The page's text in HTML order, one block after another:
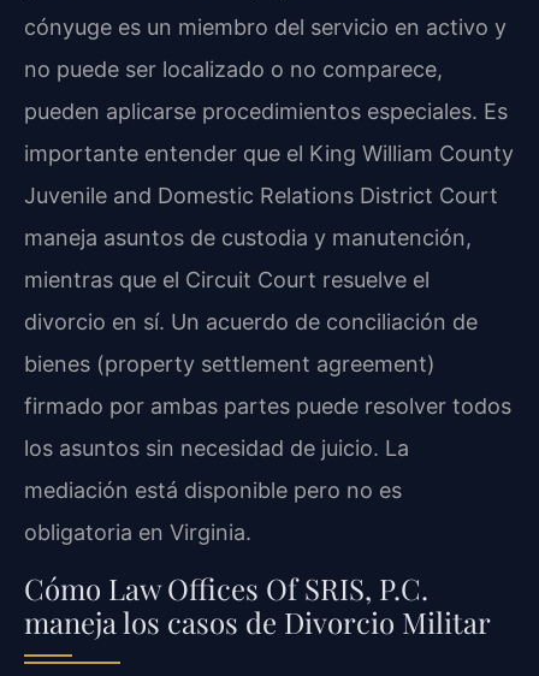
cónyuge es un miembro del servicio en activo y
no puede ser localizado o no comparece,
pueden aplicarse procedimientos especiales. Es
importante entender que el King William County
Juvenile and Domestic Relations District Court
maneja asuntos de custodia y manutención,
mientras que el Circuit Court resuelve el
divorcio en sí. Un acuerdo de conciliación de
bienes (property settlement agreement)
firmado por ambas partes puede resolver todos
los asuntos sin necesidad de juicio. La
mediación está disponible pero no es
obligatoria en Virginia.
Cómo Law Offices Of SRIS, P.C.
maneja los casos de Divorcio Militar